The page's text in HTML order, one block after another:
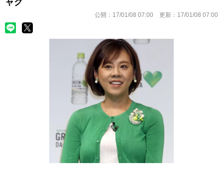
ャク
公開： 17/01/08 07:00 更新： 17/01/08 07:00